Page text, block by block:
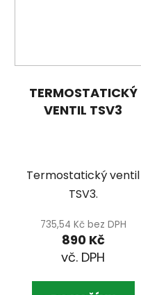
TERMOSTATICKÝ
VENTIL TSV3
735,54 Kč bez DPH
890 Kč
Termostatický ventil
TSV3.